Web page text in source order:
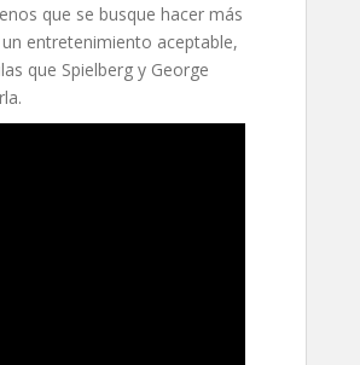
que se busque hacer más
entretenimiento aceptable,
que Spielberg y George